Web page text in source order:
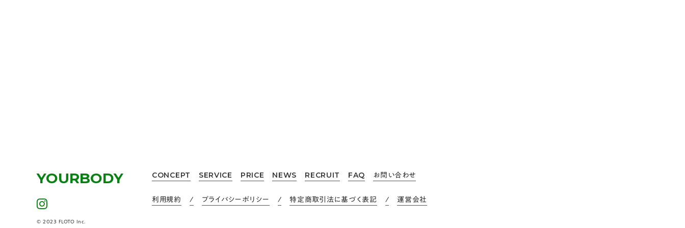
YOURBODY CONCEPT SERVICE PRICE NEWS RECRUIT FAQ
お問い合わせ
利用規約
/ プライバシーポリシー / 特定商取引法に基づく表記 / 運営会社
© 2023 FLOTO Inc.